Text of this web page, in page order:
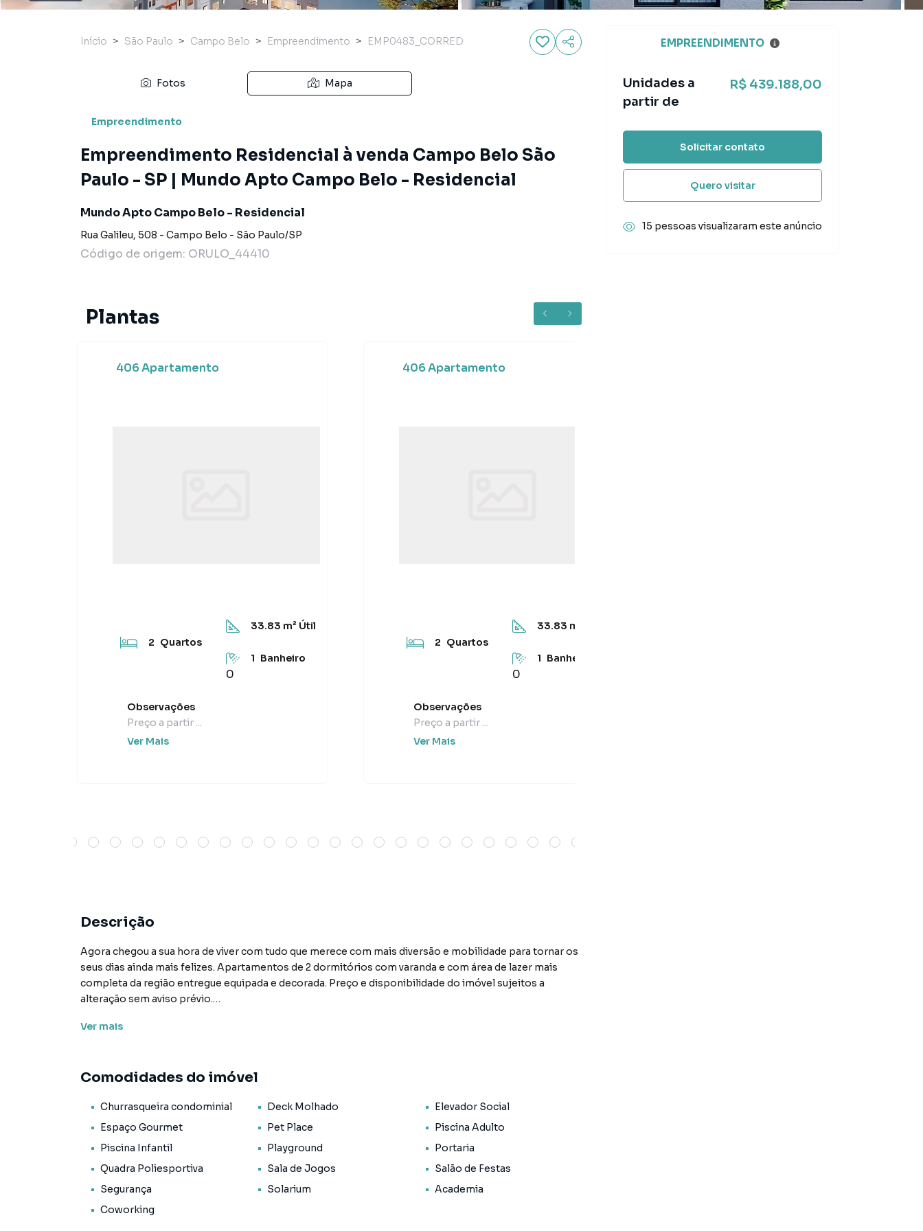
Início São Paulo Campo Belo Empreendimento EMP0483_CORRED
Fotos Mapa
Empreendimento
Empreendimento Residencial à venda Campo Belo São
Paulo - SP | Mundo Apto Campo Belo - Residencial
Mundo Apto Campo Belo - Residencial
Rua Galileu, 508 - Campo Belo - São Paulo/SP
Código de origem: ORULO_44410
Plantas
406 Apartamento
2 Quartos
33.83 m² Útil
1 Banheiro
0
Observações
Preço a partir ...
Ver Mais
406 Apartamento
2 Quartos
33.83 m² Útil
1 Banheiro
0
Observações
Preço a partir ...
Ver Mais
Descrição
Agora chegou a sua hora de viver com tudo que merece com mais diversão e mobilidade para tornar os
seus dias ainda mais felizes. Apartamentos de 2 dormitórios com varanda e com área de lazer mais
completa da região entregue equipada e decorada. Preço e disponibilidade do imóvel sujeitos a
alteração sem aviso prévio.
Características:
• Churrasqueira condominial
• Deck molhado
• Elevador social
• Espaço gourmet
• Piscina adulto
• Piscina infantil
• Playground
Ver mais
Comodidades do imóvel
Churrasqueira condominial Deck Molhado
Elevador Social
Espaço Gourmet
Pet Place
Piscina Adulto
Piscina Infantil
Playground
Portaria
Quadra Poliesportiva
Sala de Jogos
Salão de Festas
Segurança
Solarium
Academia
Coworking
EMPREENDIMENTO
Unidades a
partir de
R$ 439.188,00
Solicitar contato
Quero visitar
15 pessoas visualizaram este anúncio